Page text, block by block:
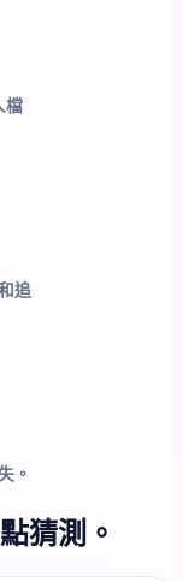
檔
追
。
猜測。